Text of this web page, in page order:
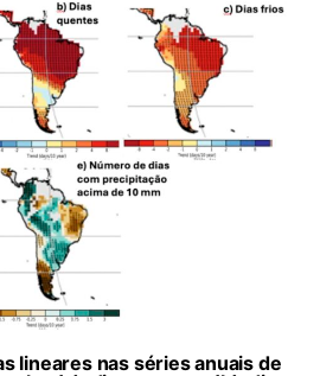
lineares nas séries anuais de